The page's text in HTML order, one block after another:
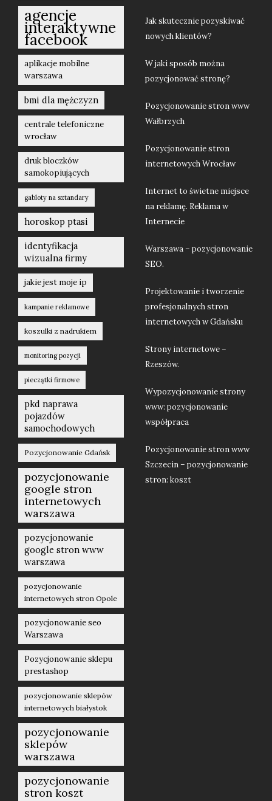
agencje
interaktywne
facebook
aplikacje mobilne
warszawa
bmi dla mężczyzn
centrale telefoniczne
wrocław
druk bloczków
samokopiujących
gabloty na sztandary
horoskop ptasi
identyfikacja
wizualna firmy
jakie jest moje ip
kampanie reklamowe
koszulki z nadrukiem
monitoring pozycji
pieczątki firmowe
pkd naprawa
pojazdów
samochodowych
Pozycjonowanie Gdańsk
pozycjonowanie
google stron
internetowych
warszawa
pozycjonowanie
google stron www
warszawa
pozycjonowanie
internetowych stron Opole
pozycjonowanie seo
Warszawa
Pozycjonowanie sklepu
prestashop
pozycjonowanie sklepów
internetowych białystok
pozycjonowanie
sklepów
warszawa
pozycjonowanie
stron koszt
Jak skutecznie pozyskiwać
nowych klientów?
W jaki sposób można
pozycjonować stronę?
Pozycjonowanie stron www
Wałbrzych
Pozycjonowanie stron
internetowych Wrocław
Internet to świetne miejsce
na reklamę. Reklama w
Internecie
Warszawa – pozycjonowanie
SEO.
Projektowanie i tworzenie
profesjonalnych stron
internetowych w Gdańsku
Strony internetowe –
Rzeszów.
Wypozycjonowanie strony
www: pozycjonowanie
współpraca
Pozycjonowanie stron www
Szczecin – pozycjonowanie
stron: koszt